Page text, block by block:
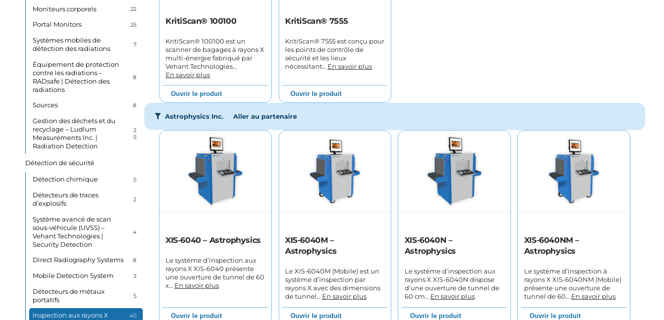
Moniteurs corporels 22
Portal Monitors 25
Systèmes mobiles de
détection des radiations
7
Équipement de protection
contre les radiations –
RADsafe | Détection des
radiations
8
Sources 8
Gestion des déchets et du
recyclage – Ludlum
Measurements Inc. |
Radiation Detection
2
5
Détection de sécurité
Détection chimique 5
Détecteurs de traces
d’explosifs
2
Système avancé de scan
sous-véhicule (UVSS) –
Vehant Technologies |
Security Detection
4
Direct Radiography Systems 8
Mobile Detection System 3
Détecteurs de métaux
portatifs
5
Inspection aux rayons X 40
KritiScan® 100100
KritiScan® 100100 est un
scanner de bagages à rayons X
multi-énergie fabriqué par
Vehant Technologies…
En savoir plus
Ouvrir le produit
KritiScan® 7555
KritiScan® 7555 est conçu pour
les points de contrôle de
sécurité et les lieux
nécessitant… En savoir plus
Ouvrir le produit
Astrophysics Inc. Aller au partenaire
XIS-6040 – Astrophysics
Le système d’inspection aux
rayons X XIS-6040 présente
une ouverture de tunnel de 60
x… En savoir plus
Ouvrir le produit
XIS-6040M –
Astrophysics
Le XIS-6040M (Mobile) est un
système d’inspection par
rayons X avec des dimensions
de tunnel… En savoir plus
Ouvrir le produit
XIS-6040N –
Astrophysics
Le système d’inspection aux
rayons X XIS-6040N dispose
d’une ouverture de tunnel de
60 cm… En savoir plus
Ouvrir le produit
XIS-6040NM –
Astrophysics
Le système d’inspection à
rayons X XIS-6040NM (Mobile)
présente une ouverture de
tunnel de 60… En savoir plus
Ouvrir le produit